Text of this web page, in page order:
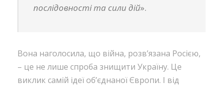
послідовності та сили дій».
Вона наголосила, що війна, розв’язана Росією,
– це не лише спроба знищити Україну. Це
виклик самій ідеї об’єднаної Європи. І від